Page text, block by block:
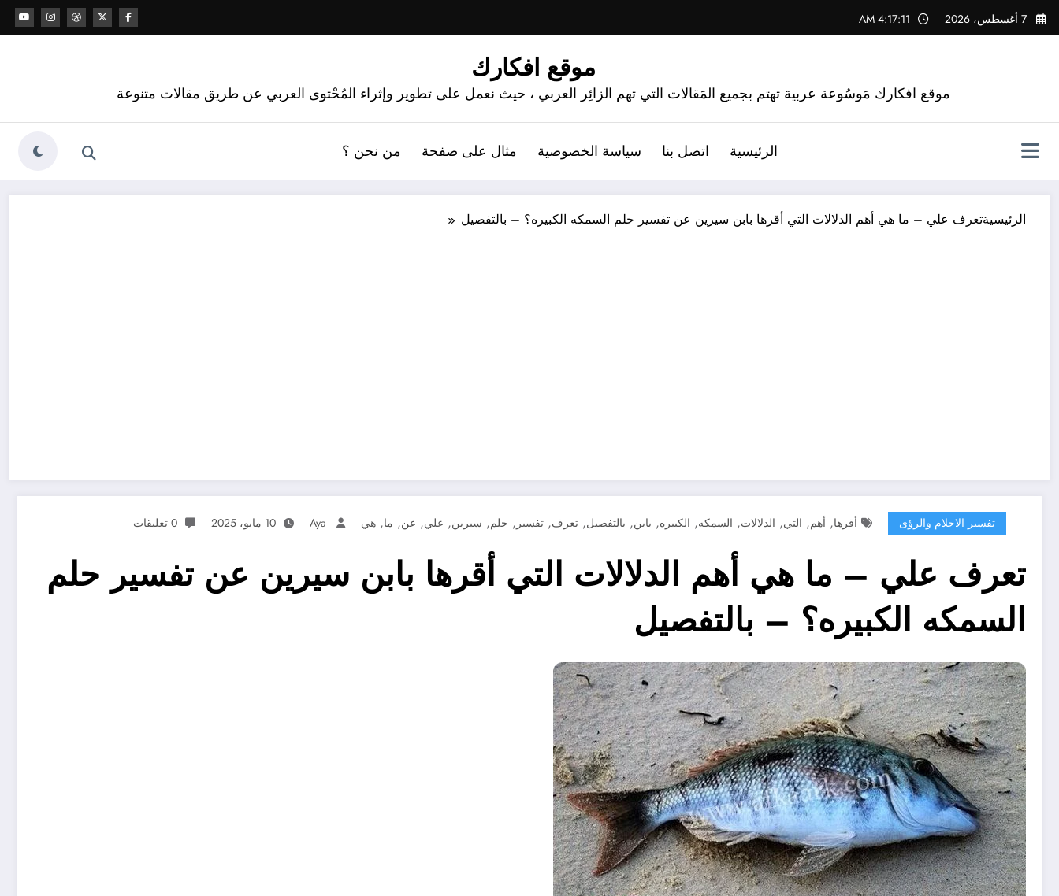
التجاوز
إلى
7 أغسطس، 2026 4:17:13 AM
موقع افكارك
موقع افكارك مَوسُوعة عربية تهتم بجميع المَقالات التي تهم الزائِر العربي ، حيث نعمل على تطوير وإثراء المُحْتوى العربي عن طريق مقالات متنوعة
الرئيسية اتصل بنا سياسة الخصوصية مثال على صفحة من نحن ؟
الرئيسيةتعرف علي – ما هي أهم الدلالات التي أقرها بابن سيرين عن تفسير حلم السمكه الكبيره؟ – بالتفصيل
تفسير الاحلام والرؤى أقرها, أهم, التي, الدلالات, السمكه, الكبيره, بابن, بالتفصيل, تعرف, تفسير , حلم, سيرين, علي, عن, ما, هي Aya 10 مايو، 2025 0 تعليقات
تعرف علي – ما هي أهم الدلالات التي أقرها بابن سيرين عن تفسير حلم
السمكه الكبيره؟ – بالتفصيل